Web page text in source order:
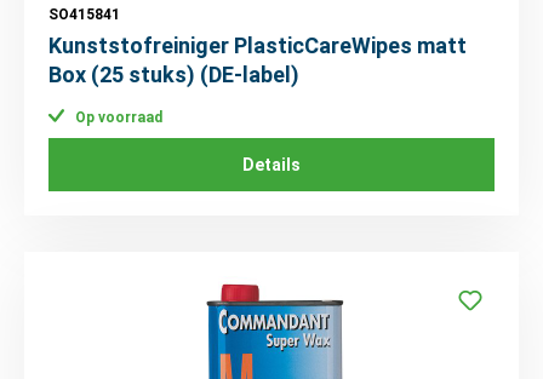
SO415841
Kunststofreiniger PlasticCareWipes matt
Box (25 stuks) (DE-label)
Op voorraad
Details